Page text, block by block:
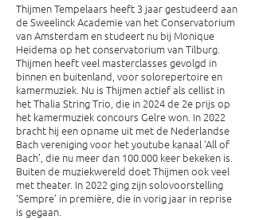
Thijmen Tempelaars heeft 3 jaar gestudeerd aan
de Sweelinck Academie van het Conservatorium
van Amsterdam en studeert nu bij Monique
Heidema op het conservatorium van Tilburg.
Thijmen heeft veel masterclasses gevolgd in
binnen en buitenland, voor solorepertoire en
kamermuziek. Nu is Thijmen actief als cellist in
het Thalia String Trio, die in 2024 de 2e prijs op
het kamermuziek concours Gelre won. In 2022
bracht hij een opname uit met de Nederlandse
Bach vereniging voor het youtube kanaal ‘All of
Bach’, die nu meer dan 100.000 keer bekeken is.
Buiten de muziekwereld doet Thijmen ook veel
met theater. In 2022 ging zijn solovoorstelling
‘Sempre’ in première, die in vorig jaar in reprise
is gegaan.